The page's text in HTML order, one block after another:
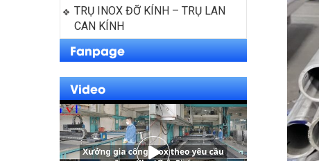
TRỤ INOX ĐỠ KÍNH – TRỤ LAN
CAN KÍNH
Fanpage
Video